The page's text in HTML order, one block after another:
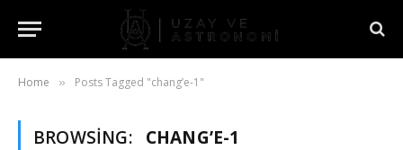
Home » Posts Tagged "chang’e-1"
BROWSING: CHANG’E-1